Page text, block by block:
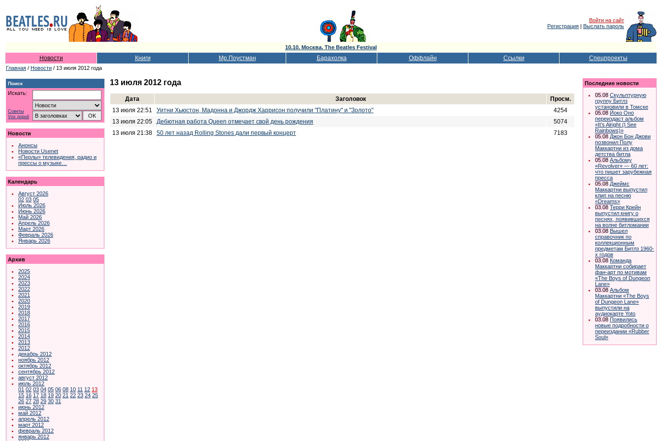
Войти на сайт
Регистрация | Выслать пароль
10.10. Москва. The Beatles Festival
Новости Книги Мр.Поустман Барахолка Оффлайн Ссылки Спецпроекты
Главная / Новости / 13 июля 2012 года
Поиск
Искать:
Советы
Vox populi
Новости
Анонсы
Новости Usenet
«Перлы» телевидения, радио и
прессы о музыке…
Календарь
Август 2026
02 03 05
Июль 2026
Июнь 2026
Май 2026
Апрель 2026
Март 2026
Февраль 2026
Январь 2026
Архив
2025
2024
2023
2022
2021
2020
2019
2018
2017
2016
2015
2014
2013
2012
декабрь 2012
ноябрь 2012
октябрь 2012
сентябрь 2012
август 2012
июль 2012
01 02 03 04 05 06 08 10 11 12 13
15 16 17 18 19 20 21 22 23 24 25
26 27 28 29 30 31
июнь 2012
май 2012
апрель 2012
март 2012
февраль 2012
январь 2012
13 июля 2012 года
Дата Заголовок
Просм.
13 июля 22:51
Уитни Хьюстон, Мадонна и Джордж Харрисон получили "Платину" и "Золото"
4254
13 июля 22:05
Дебютная работа Queen отмечает свой день рождения
5074
13 июля 21:38
50 лет назад Rolling Stones дали первый концерт 7183
Последние новости
05.08 Скульптурную
группу Битлз
установили в Томске
05.08 Йоко Оно
переиздаст альбом
«It’s Alright (I See
Rainbows)»
05.08 Джон Бон Джови
позвонил Полу
Маккартни из дома
детства битла
05.08 Альбому
«Revolver» — 60 лет:
что пишет зарубежная
пресса
05.08 Джеймс
Маккартни выпустил
клип на песню
«Dreams»
03.08 Терри Крейн
выпустил книгу о
песнях, появившихся
на волне битломании
03.08 Вышел
справочник по
коллекционным
предметам Битлз 1960-
х годов
03.08 Команда
Маккартни собирает
фан-арт по мотивам
«The Boys of Dungeon
Lane»
03.08 Альбом
Маккартни «The Boys
of Dungeon Lane»
выпустили на
аудиокарте Yoto
03.08 Появились
новые подробности о
переиздании «Rubber
Soul»